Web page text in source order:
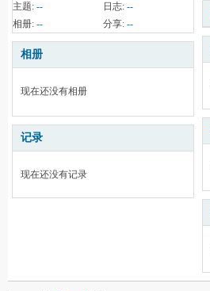
主题: -- 日志: --
相册: -- 分享: --
相册
现在还没有相册
记录
现在还没有记录